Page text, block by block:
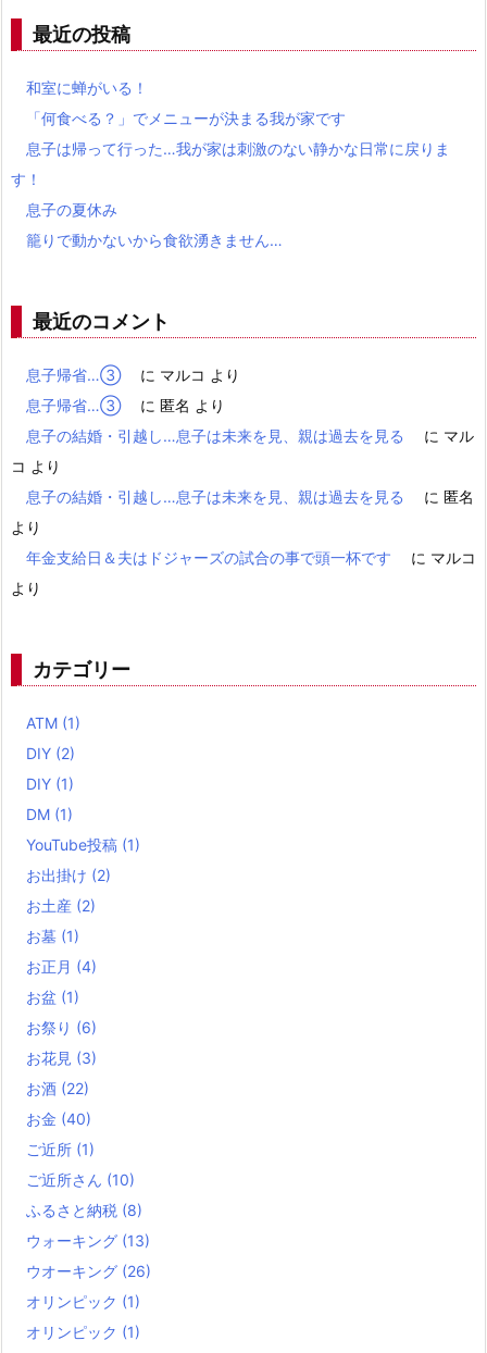
最近の投稿
和室に蝉がいる！
「何食べる？」でメニューが決まる我が家です
息子は帰って行った…我が家は刺激のない静かな日常に戻りま
す！
息子の夏休み
籠りで動かないから食欲湧きません…
最近のコメント
息子帰省…③ に マルコ より
息子帰省…③
に 匿名 より
息子の結婚・引越し…息子は未来を見、親は過去を見る
に マル
コ より
息子の結婚・引越し…息子は未来を見、親は過去を見る
に 匿名
より
年金支給日＆夫はドジャーズの試合の事で頭一杯です
に マルコ
より
カテゴリー
ATM (1)
DIY (2)
DIY (1)
DM (1)
YouTube投稿 (1)
お出掛け (2)
お土産 (2)
お墓 (1)
お正月 (4)
お盆 (1)
お祭り (6)
お花見 (3)
お酒 (22)
お金 (40)
ご近所 (1)
ご近所さん (10)
ふるさと納税 (8)
ウォーキング (13)
ウオーキング (26)
オリンピック (1)
オリンピック (1)